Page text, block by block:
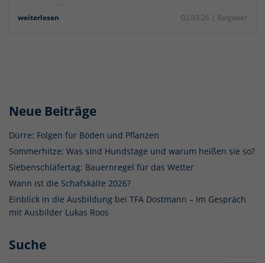
Wie lange gibt es noch die Zeitumstellung?
weiterlesen 02.03.26 | Ratgeber
Neue Beiträge
Dürre: Folgen für Böden und Pflanzen
Sommerhitze: Was sind Hundstage und warum heißen sie so?
Siebenschläfertag: Bauernregel für das Wetter
Wann ist die Schafskälte 2026?
Einblick in die Ausbildung bei TFA Dostmann – Im Gespräch
mit Ausbilder Lukas Roos
Suche